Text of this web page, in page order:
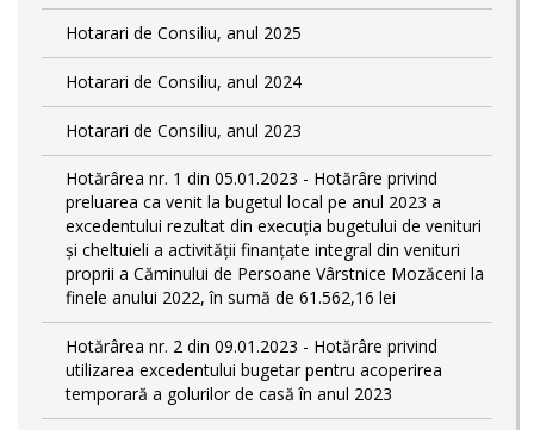
Hotarari de Consiliu, anul 2025
Hotarari de Consiliu, anul 2024
Hotarari de Consiliu, anul 2023
Hotărârea nr. 1 din 05.01.2023 - Hotărâre privind
preluarea ca venit la bugetul local pe anul 2023 a
excedentului rezultat din execuția bugetului de venituri
și cheltuieli a activității finanțate integral din venituri
proprii a Căminului de Persoane Vârstnice Mozăceni la
finele anului 2022, în sumă de 61.562,16 lei
Hotărârea nr. 2 din 09.01.2023 - Hotărâre privind
utilizarea excedentului bugetar pentru acoperirea
temporară a golurilor de casă în anul 2023